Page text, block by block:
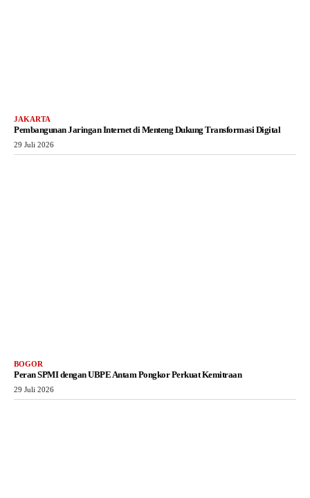
JAKARTA
Pembangunan Jaringan Internet di Menteng Dukung Transformasi Digital
29 Juli 2026
BOGOR
Peran SPMI dengan UBPE Antam Pongkor Perkuat Kemitraan
29 Juli 2026